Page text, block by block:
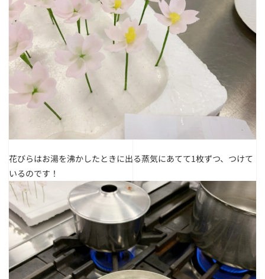
花びらはお湯を沸かしたときに出る蒸気にあてて1枚ずつ、つけて
いるのです！